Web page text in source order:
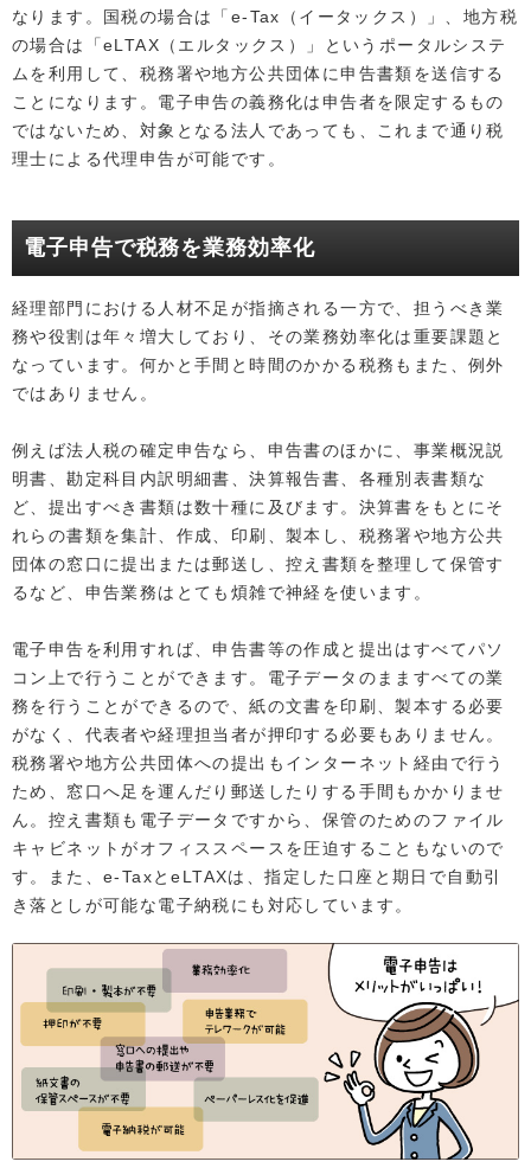
なります。国税の場合は「e-Tax（イータックス）」、地方税
の場合は「eLTAX（エルタックス）」というポータルシステ
ムを利用して、税務署や地方公共団体に申告書類を送信する
ことになります。電子申告の義務化は申告者を限定するもの
ではないため、対象となる法人であっても、これまで通り税
理士による代理申告が可能です。
電子申告で税務を業務効率化
経理部門における人材不足が指摘される一方で、担うべき業
務や役割は年々増大しており、その業務効率化は重要課題と
なっています。何かと手間と時間のかかる税務もまた、例外
ではありません。
例えば法人税の確定申告なら、申告書のほかに、事業概況説
明書、勘定科目内訳明細書、決算報告書、各種別表書類な
ど、提出すべき書類は数十種に及びます。決算書をもとにそ
れらの書類を集計、作成、印刷、製本し、税務署や地方公共
団体の窓口に提出または郵送し、控え書類を整理して保管す
るなど、申告業務はとても煩雑で神経を使います。
電子申告を利用すれば、申告書等の作成と提出はすべてパソ
コン上で行うことができます。電子データのまますべての業
務を行うことができるので、紙の文書を印刷、製本する必要
がなく、代表者や経理担当者が押印する必要もありません。
税務署や地方公共団体への提出もインターネット経由で行う
ため、窓口へ足を運んだり郵送したりする手間もかかりませ
ん。控え書類も電子データですから、保管のためのファイル
キャビネットがオフィススペースを圧迫することもないので
す。また、e-TaxとeLTAXは、指定した口座と期日で自動引
き落としが可能な電子納税にも対応しています。